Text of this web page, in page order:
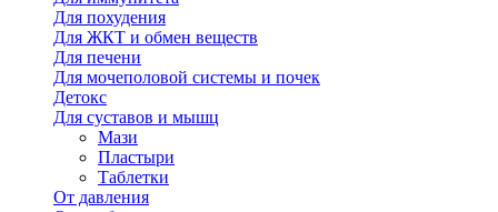
Для похудения
Для ЖКТ и обмен веществ
Для печени
Для мочеполовой системы и почек
Детокс
Для суставов и мышц
Мази
Пластыри
Таблетки
От давления